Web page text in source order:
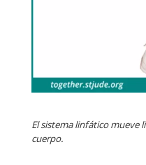
El sistema linfático mueve
cuerpo.